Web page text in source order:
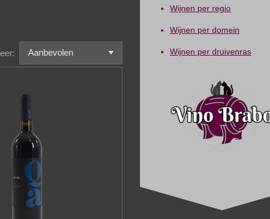
Wijnen per regio
Wijnen per domein
Wijnen per druivenras